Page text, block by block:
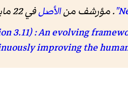
. مؤرشف منالأصلفي 22 مايو 2019
3.11) : An evolving
improving the